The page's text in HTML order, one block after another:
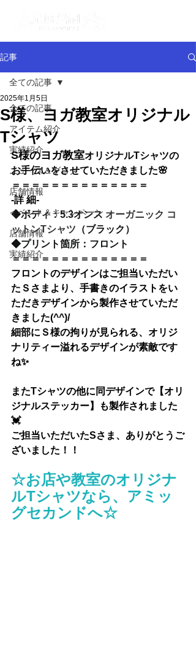
記事
全ての記事
アイテム紹介
実績紹介
ニュース＆ブログ
店舗情報
イベント＆キャンペーン
店舗情報
実績紹介
全ての記事
S様、ヨガ教室オリジナル
Tシャツ
2025年1月5日
S様のヨガ教室オリジナルTシャツの
お手伝いをさせていただきました🌸
＝＝＝＝＝＝＝＝＝＝＝＝＝＝
-詳 細-
◆ボディ：5.3オンス オーガニック コ
ットンTシャツ （ブラック）
◆プリント箇所：フロント
＝＝＝＝＝＝＝＝＝＝＝＝＝＝
フロントのデザインはご担当いただい
たＳさまより、手書きのイラストをい
ただきデザインから製作させていただ
きました(^^)/
細部にＳ様の拘りが見られる、オリジ
ナリティー溢れるデザインが素敵です
ね✨
またTシャツの他に同デザインで【オリ
ジナルステッカー】も製作されました
💓
ご担当いただいたSさま、ありがとうご
ざいました！！
☆お店や教室のオリジナ
ルTシャツなら、アミッ
グセカンドへ☆